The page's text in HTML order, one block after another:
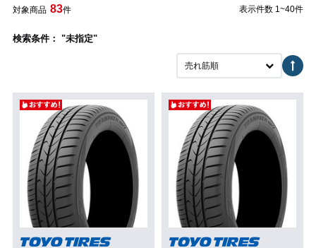
対象商品 83件 表示件数 1~40件
検索条件： "未指定"
売れ筋順